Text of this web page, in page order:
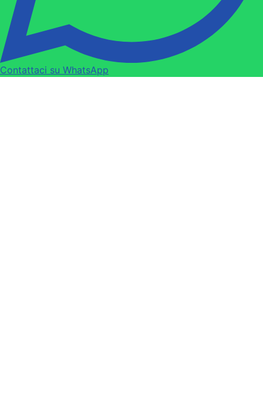
Contattaci su WhatsApp